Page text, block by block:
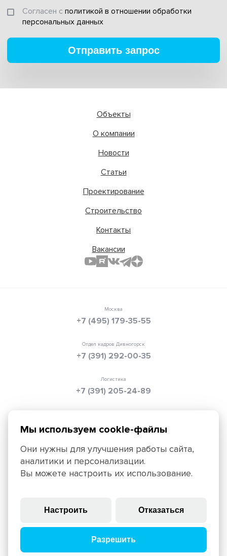
Согласен с политикой в отношении обработки
персональных данных
Отправить запрос
Объекты
О компании
Новости
Статьи
Проектирование
Строительство
Контакты
Вакансии
Москва
+7 (495) 179-35-55
Отдел кадров Дивногорск
+7 (391) 292-00-35
Логистика
+7 (391) 205-24-89
info@texpolimer.ru
Красноярск, 660099, ул. Ады Лебедевой, 152,
производитель геосинтетических материалов
Мы используем cookie-файлы
Они нужны для улучшения работы сайта,
аналитики и персонализации.
Вы можете настроить их использование.
Настроить Отказаться
Разрешить